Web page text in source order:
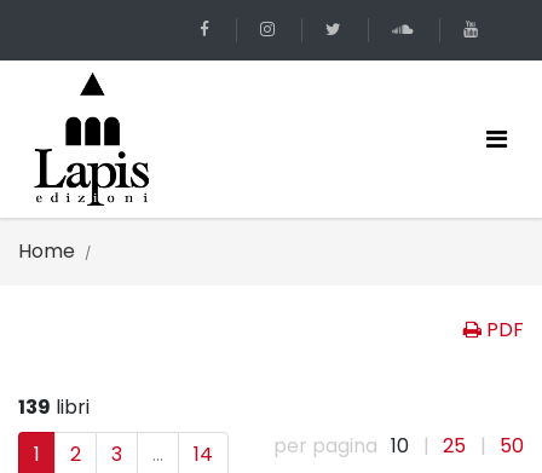
Home
PDF
139 libri
1
2 3 ... 14 per pagina 10 | 25 | 50